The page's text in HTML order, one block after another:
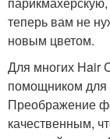
теперь вам не
новым цветом.
Для многих Hair
помощником для
Преображение
качественным,